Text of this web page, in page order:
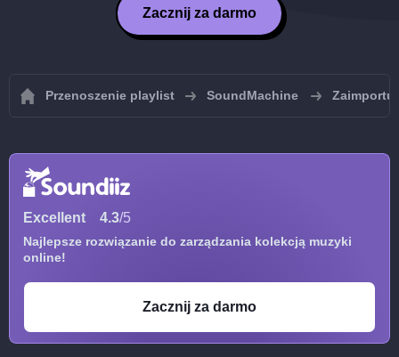
Zacznij za darmo
Przenoszenie playlist SoundMachine
Excellent 4.3/5
Najlepsze rozwiązanie do zarządzania kolekcją muzyki
online!
Zacznij za darmo